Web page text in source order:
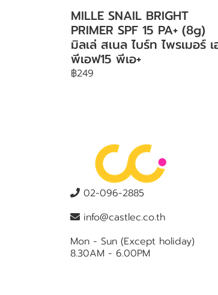
MILLE SNAIL BRIGHT
PRIMER SPF 15 PA+ (8g)
มิลเล่ สเนล ไบร์ท ไพรเมอร์
พีเอฟ15 พีเอ+
฿249
02-096-2885
info@castlec.co.th
Mon - Sun (Except holiday)
8.30AM - 6.00PM